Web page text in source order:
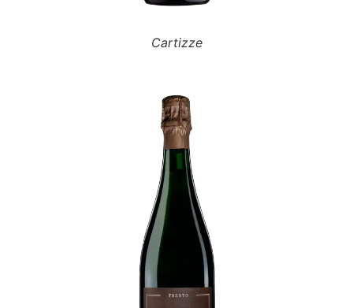
Cartizze